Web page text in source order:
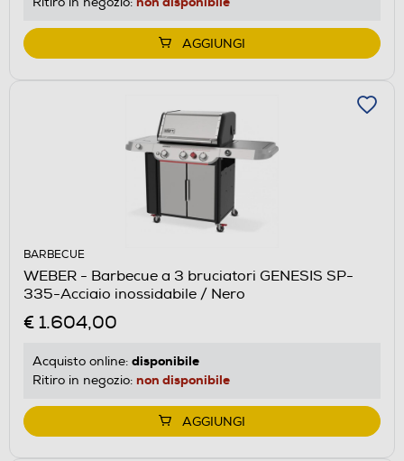
AGGIUNGI
BARBECUE
WEBER - Barbecue a 3 bruciatori GENESIS SP-
335-Acciaio inossidabile / Nero
€ 1.604,00
Acquisto online: disponibile
Ritiro in negozio: non disponibile
AGGIUNGI